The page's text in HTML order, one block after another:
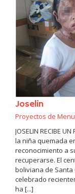
Joselin
Proyectos de
JOSELIN RECIBE
la niña quemada
reconocimiento a
recuperarse. El
boliviana de Santa
celebrado
ha [...]